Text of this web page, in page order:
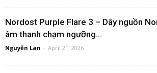
Nordost Purple Flare 3 – Dây nguồn
âm thanh chạm ngưỡng...
Nguyễn Lan - April 21, 2026